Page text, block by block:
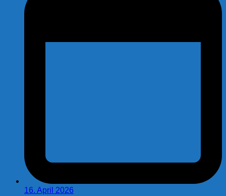
16. April 2026